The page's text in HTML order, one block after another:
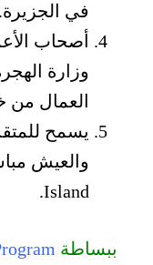
في الجزيرة.
أصحاب
وزارة
العمال من
يسمح
Island.
ببساطة